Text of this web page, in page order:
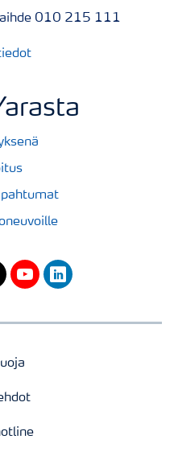
010 215 111
youtubelinkedin